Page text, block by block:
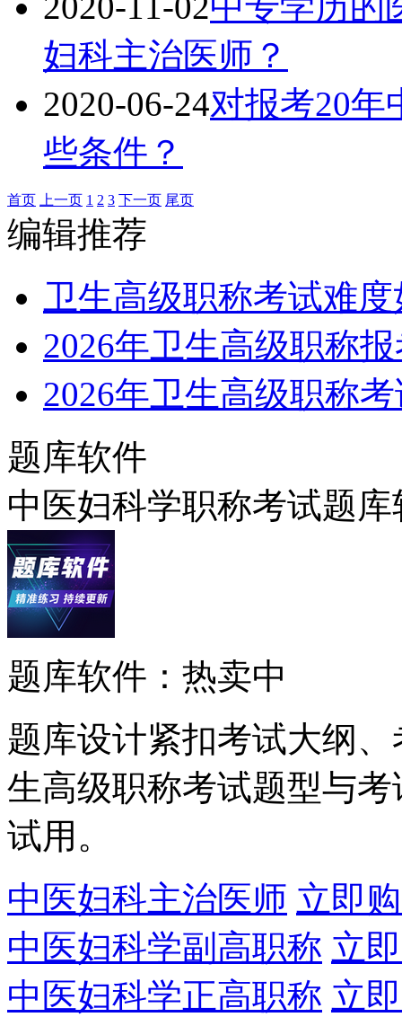
妇科主治医师？
2020-06-24对报考20年
些条件？
首页 上一页 1 2 3 下一页 尾页
编辑推荐
卫生高级职称考试难
2026年卫生高级职称
2026年卫生高级职称
题库软件
中医妇科学职称考试题
题库软件：热卖中
题库设计紧扣考试大纲
生高级职称考试题型与
试用。
中医妇科主治医师 立即
中医妇科学副高职称 立
中医妇科学正高职称 立